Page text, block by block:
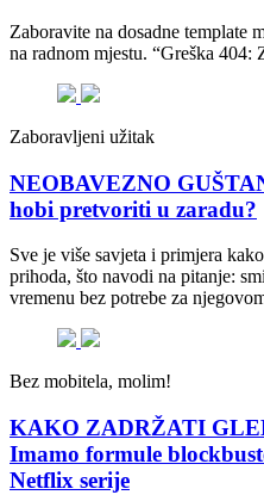
Zaboravite na dosadne template
na radnom mjestu. “Greška 404:
Zaboravljeni užitak
NEOBAVEZNO
hobi pretvoriti u zaradu?
Sve je više savjeta i primjera
prihoda, što navodi na pitanje:
vremenu bez potrebe za
Bez mobitela, molim!
KAKO ZADRŽATI
Imamo formule
Netflix serije